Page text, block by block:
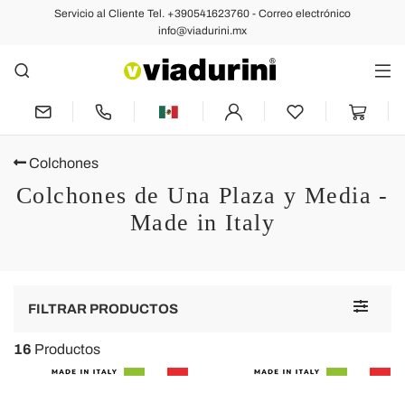
Servicio al Cliente Tel. +390541623760 - Correo electrónico
info@viadurini.mx
Colchones
Colchones de Una Plaza y Media -
Made in Italy
Toggle
FILTRAR PRODUCTOS
16 Productos